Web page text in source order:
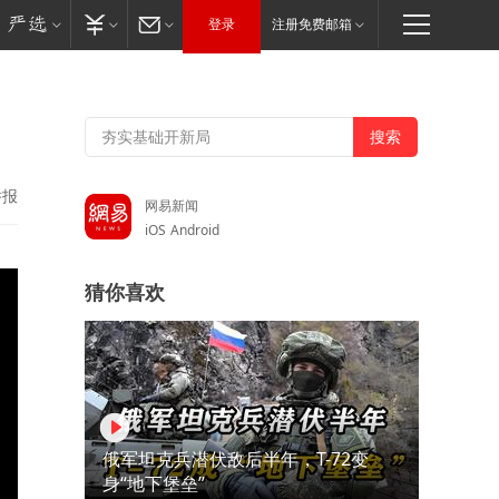
登录 注册免费邮箱
网易新闻
iOS Android
猜你喜欢
俄军坦克兵潜伏敌后半年，T-72变
身“地下堡垒”